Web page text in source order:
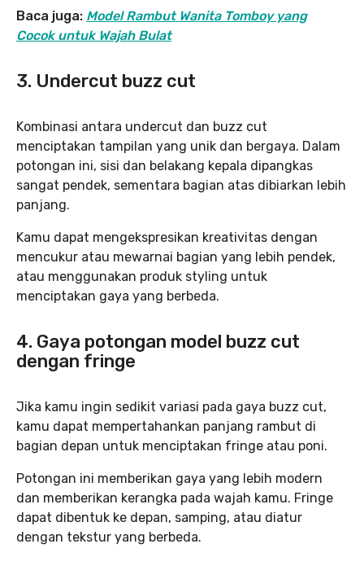
Baca juga: Model Rambut Wanita Tomboy yang
Cocok untuk Wajah Bulat
3. Undercut buzz cut
Kombinasi antara undercut dan buzz cut
menciptakan tampilan yang unik dan bergaya. Dalam
potongan ini, sisi dan belakang kepala dipangkas
sangat pendek, sementara bagian atas dibiarkan lebih
panjang.
Kamu dapat mengekspresikan kreativitas dengan
mencukur atau mewarnai bagian yang lebih pendek,
atau menggunakan produk styling untuk
menciptakan gaya yang berbeda.
4. Gaya potongan model buzz cut
dengan fringe
Jika kamu ingin sedikit variasi pada gaya buzz cut,
kamu dapat mempertahankan panjang rambut di
bagian depan untuk menciptakan fringe atau poni.
Potongan ini memberikan gaya yang lebih modern
dan memberikan kerangka pada wajah kamu. Fringe
dapat dibentuk ke depan, samping, atau diatur
dengan tekstur yang berbeda.